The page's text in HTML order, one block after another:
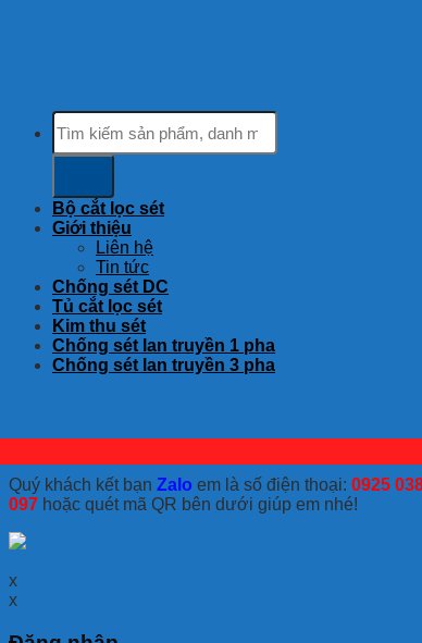
Tìm
kiếm:
Bộ cắt lọc sét
Giới thiệu
Liên hệ
Tin tức
Chống sét DC
Tủ cắt lọc sét
Kim thu sét
Chống sét lan truyền 1 pha
Chống sét lan truyền 3 pha
Quý khách kết bạn Zalo em là số điện thoại: 0925
097 hoặc quét mã QR bên dưới giúp em nhé!
x
x